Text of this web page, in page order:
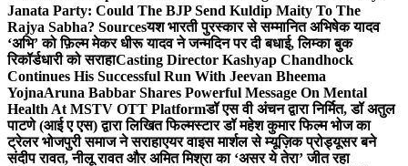
Janata Party: Could The BJP Send Kuldip Maity To The
Rajya Sabha? Sourcesयश भारती पुरस्कार से सम्मानित अभिषेक यादव
‘अभि’ को फ़िल्म मेकर धीरू यादव ने जन्मदिन पर दी बधाई, लिम्का बुक
रिकॉर्डधारी को सराहाCasting Director Kashyap Chandhock
Continues His Successful Run With Jeevan Bheema
YojnaAruna Babbar Shares Powerful Message On Mental
Health At MSTV OTT Platformडॉ एस वी अंचन द्वारा निर्मित, डॉ अतुल
पाटणे (आई ए एस) द्वारा लिखित फिल्मस्टार डॉ महेश कुमार फिल्म भोज का
ट्रेलर भोजपुरी समाज ने सराहाएयर वाइस मार्शल से म्यूज़िक प्रोड्यूसर बने
संदीप रावत, नीलू रावत और अमित मिश्रा का ‘असर ये तेरा’ जीत रहा